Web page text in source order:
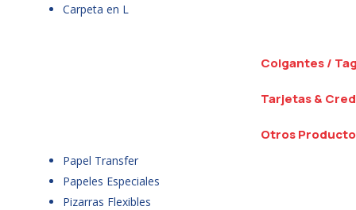
Carpeta en L
Colgantes /
Tarjetas &
Otros
Papel Transfer
Papeles Especiales
Pizarras Flexibles